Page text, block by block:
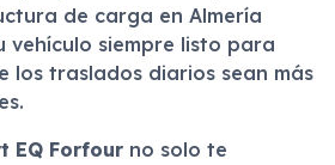
de carga en Almería
siempre listo para
los traslados diarios sean más
EQ Forfour no solo te